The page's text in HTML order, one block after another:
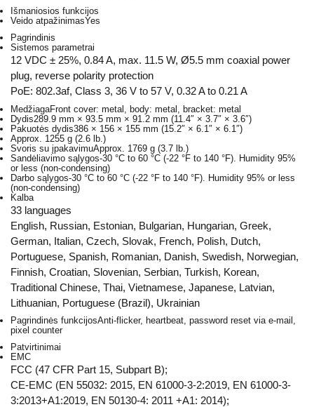
Išmaniosios funkcijos
Veido atpažinimasYes
Pagrindinis
Sistemos parametrai
12 VDC ± 25%, 0.84 A, max. 11.5 W, Ø5.5 mm coaxial power
plug, reverse polarity protection
PoE: 802.3af, Class 3, 36 V to 57 V, 0.32 A to 0.21 A
MedžiagaFront cover: metal, body: metal, bracket: metal
Dydis289.9 mm × 93.5 mm × 91.2 mm (11.4″ × 3.7″ × 3.6″)
Pakuotės dydis386 × 156 × 155 mm (15.2″ × 6.1″ × 6.1″)
Approx. 1255 g (2.6 lb.)
Svoris su įpakavimuApprox. 1769 g (3.7 lb.)
Sandėliavimo sąlygos-30 °C to 60 °C (-22 °F to 140 °F). Humidity 95%
or less (non-condensing)
Darbo sąlygos-30 °C to 60 °C (-22 °F to 140 °F). Humidity 95% or less
(non-condensing)
Kalba
33 languages
English, Russian, Estonian, Bulgarian, Hungarian, Greek,
German, Italian, Czech, Slovak, French, Polish, Dutch,
Portuguese, Spanish, Romanian, Danish, Swedish, Norwegian,
Finnish, Croatian, Slovenian, Serbian, Turkish, Korean,
Traditional Chinese, Thai, Vietnamese, Japanese, Latvian,
Lithuanian, Portuguese (Brazil), Ukrainian
Pagrindinės funkcijosAnti-flicker, heartbeat, password reset via e-mail,
pixel counter
Patvirtinimai
EMC
FCC (47 CFR Part 15, Subpart B);
CE-EMC (EN 55032: 2015, EN 61000-3-2:2019, EN 61000-3-
3:2013+A1:2019, EN 50130-4: 2011 +A1: 2014);